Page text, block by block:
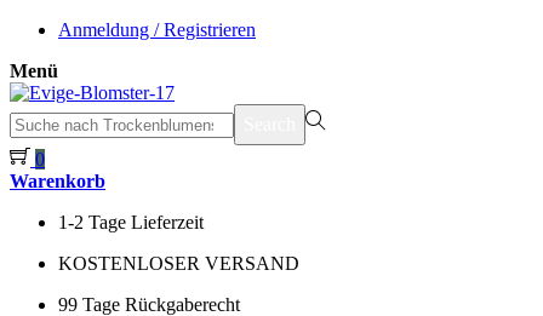
Anmeldung / Registrieren
Menü
suchen
nach>
0
Warenkorb
1-2 Tage Lieferzeit
KOSTENLOSER VERSAND
99 Tage Rückgaberecht